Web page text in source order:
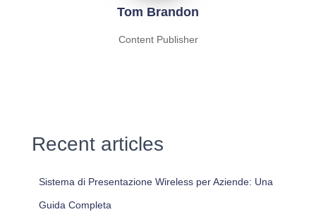
Tom Brandon
Content Publisher
Recent articles
Sistema di Presentazione Wireless per Aziende: Una
Guida Completa